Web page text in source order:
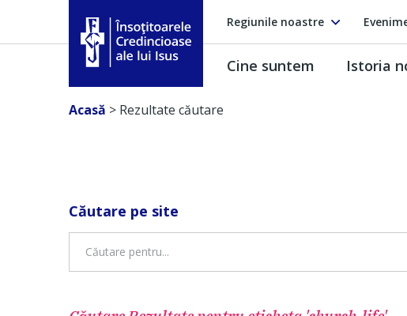
Regiunile noastre
Însoţitoarele Credincioase ale lui Isus
Cine suntem Istoria
Acasă > Rezultate căutare
Căutare pe site